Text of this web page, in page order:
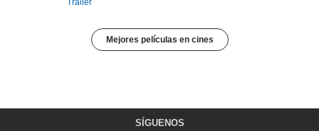
Tráiler
Mejores películas en cines
SÍGUENOS